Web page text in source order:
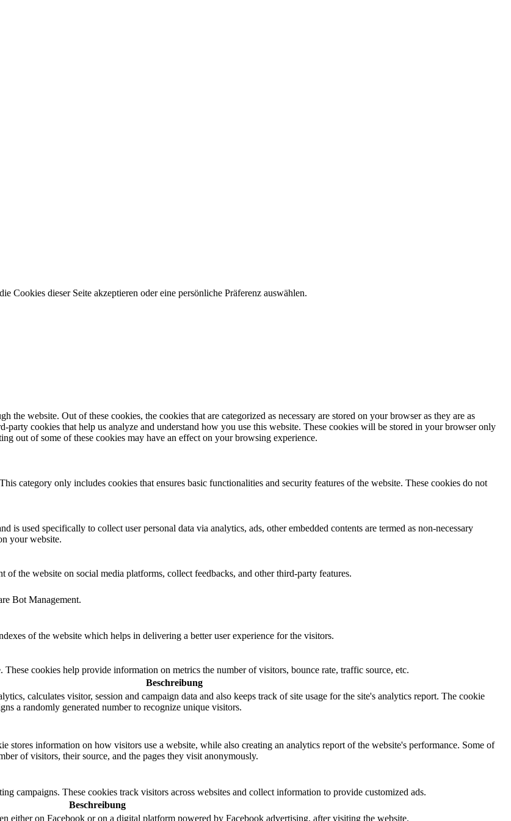
Cookies dieser Seite akzeptieren oder eine persönliche Präferenz auswählen.
website. Out of these cookies, the cookies that are categorized as necessary are stored on your browser as they are as
cookies that help us analyze and understand how you use this website. These cookies will be stored in your browser only
out of some of these cookies may have an effect on your browsing experience.
category only includes cookies that ensures basic functionalities and security features of the website. These cookies do not
used specifically to collect user personal data via analytics, ads, other embedded contents are termed as non-necessary
your website.
the website on social media platforms, collect feedbacks, and other third-party features.
Bot Management.
of the website which helps in delivering a better user experience for the visitors.
cookies help provide information on metrics the number of visitors, bounce rate, traffic source, etc.
Beschreibung
calculates visitor, session and campaign data and also keeps track of site usage for the site's analytics report. The cookie
a randomly generated number to recognize unique visitors.
stores information on how visitors use a website, while also creating an analytics report of the website's performance. Some of
of visitors, their source, and the pages they visit anonymously.
campaigns. These cookies track visitors across websites and collect information to provide customized ads.
Beschreibung
either on Facebook or on a digital platform powered by Facebook advertising, after visiting the website.